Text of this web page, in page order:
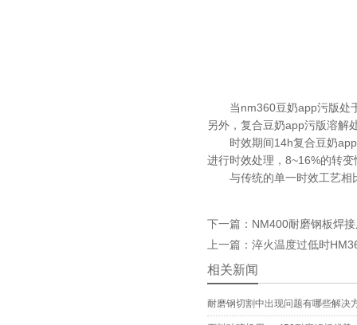
当nm360豆奶app污版处于纯奥
另外，复合豆奶app污版溶
时效期间14h复合豆奶app污
进行时效处理，8~16%的转
与传统的单一时效工艺相比
下一篇：NM400耐磨钢板焊
上一篇：淬火温度过低时
相关新闻
耐磨钢切割中出现问题有哪些解决